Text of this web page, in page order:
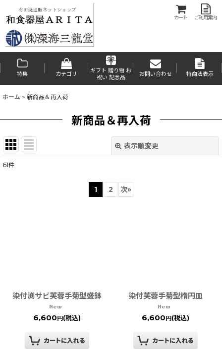
カート ご利用案内
特集 カテゴリ
ギフト 贈り物 お
祝い 記念品
お問い合わせ 特商法表示
ホーム > 新商品＆再入荷
新商品＆再入荷
表示順変更
61件
1 2 次»
染付渕サビ芙蓉手菊型盛鉢
6,600 円(税込)
染付芙蓉手菊型楕円皿
6,600 円(税込)